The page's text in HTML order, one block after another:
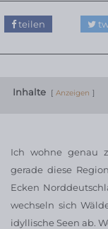
teilen
Inhalte Anzeigen
Ich wohne genau
gerade diese
Ecken
wechseln sich
idyllische Seen ab.